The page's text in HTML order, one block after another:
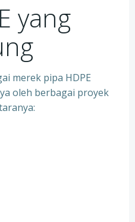
yang
merek pipa HDPE
oleh berbagai proyek